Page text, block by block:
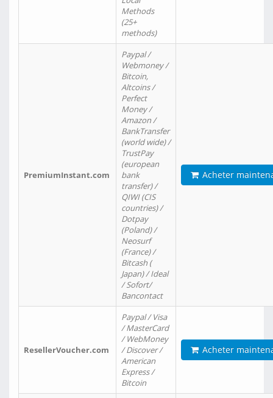
Methods
(25+
methods)
PremiumInstant.com
Paypal /
Webmoney /
Bitcoin,
Altcoins /
Perfect
Money /
Amazon /
BankTransfer
(world wide) /
TrustPay
(european
bank
transfer) /
QIWI (CIS
countries) /
Dotpay
(Poland) /
Neosurf
(France) /
Bitcash (
Japan) / Ideal
/ Sofort/
Bancontact
Acheter
ResellerVoucher.com
Paypal / Visa
/ MasterCard
/ WebMoney
/ Discover /
American
Express /
Bitcoin
Acheter